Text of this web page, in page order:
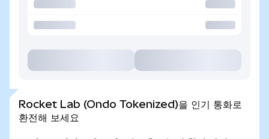
Rocket Lab (Ondo Tokenized)을 인기 통화로
환전해 보세요